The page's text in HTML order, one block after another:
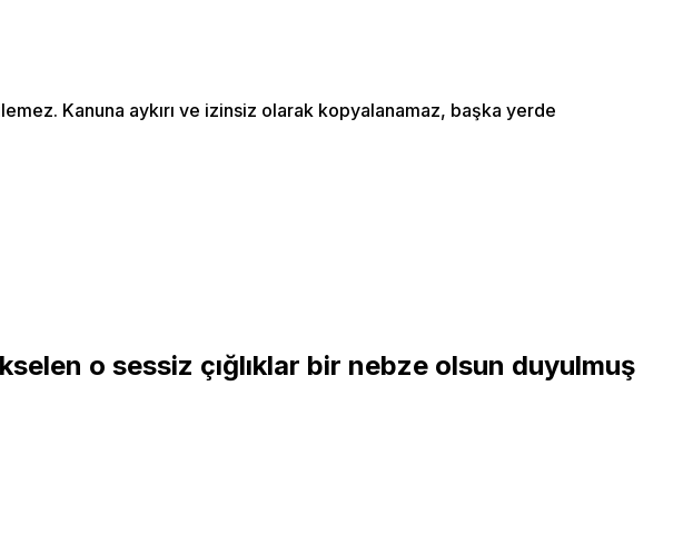
Kanuna aykırı ve izinsiz olarak kopyalanamaz, başka yerde
o sessiz çığlıklar bir nebze olsun duyulmuş